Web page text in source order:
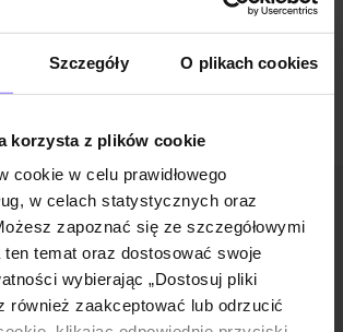
Szczegóły O plikach cookies
korzysta z plików cookie
cookie w celu prawidłowego
w celach statystycznych oraz
zapoznać się ze szczegółowymi
ten temat oraz dostosować swoje
wybierając „Dostosuj pliki
również zaakceptować lub odrzucić
nowościami i promocjami!